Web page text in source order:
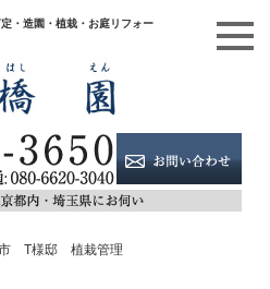
・造園・植栽・お庭リフォー
T様邸 植栽管理